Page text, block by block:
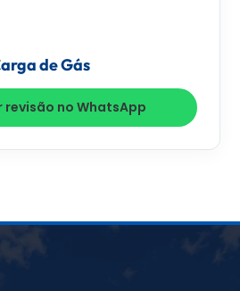
de Gás
revisão no WhatsApp